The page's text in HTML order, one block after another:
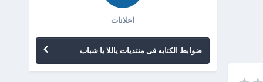
اعلانات
ضوابط الكتابه فى منتديات ياللا يا شباب